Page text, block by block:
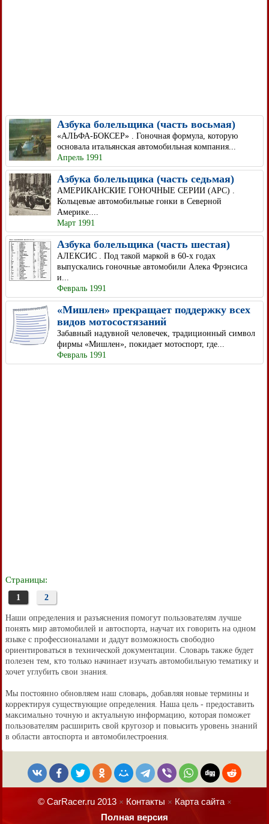
Азбука болельщика (часть восьмая)
«АЛЬФА-БОКСЕР» . Гоночная формула, которую
основала итальянская автомобильная компания...
Апрель 1991
Азбука болельщика (часть седьмая)
АМЕРИКАНСКИЕ ГОНОЧНЫЕ СЕРИИ (АРС) .
Кольцевые автомобильные гонки в Северной
Америке....
Март 1991
Азбука болельщика (часть шестая)
АЛЕКСИС . Под такой маркой в 60-х годах
выпускались гоночные автомобили Алека Фрэнсиса
и...
Февраль 1991
«Мишлен» прекращает поддержку всех
видов мотосостязаний
Забавный надувной человечек, традиционный символ
фирмы «Мишлен», покидает мотоспорт, где...
Февраль 1991
Страницы:
1 2
Наши определения и разъяснения помогут пользователям лучше
понять мир автомобилей и автоспорта, научат их говорить на одном
языке с профессионалами и дадут возможность свободно
ориентироваться в технической документации. Словарь также будет
полезен тем, кто только начинает изучать автомобильную тематику и
хочет углубить свои знания.
Мы постоянно обновляем наш словарь, добавляя новые термины и
корректируя существующие определения. Наша цель - предоставить
максимально точную и актуальную информацию, которая поможет
пользователям расширить свой кругозор и повысить уровень знаний
в области автоспорта и автомобилестроения.
© CarRacer.ru 2013× Контакты × Карта сайта×
Полная версия